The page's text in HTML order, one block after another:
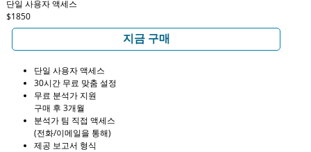
단일 사용자 액세스
$1850
지금 구매
단일 사용자 액세스
30시간 무료 맞춤 설정
무료 분석가 지원
구매 후 3개월
분석가 팀 직접 액세스
(전화/이메일을 통해)
제공 보고서 형식